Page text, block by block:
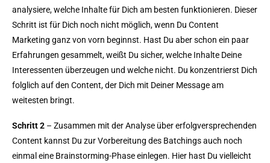
analysiere, welche Inhalte für Dich am besten funktionieren. Dieser
Schritt ist für Dich noch nicht möglich, wenn Du Content
Marketing ganz von vorn beginnst. Hast Du aber schon ein paar
Erfahrungen gesammelt, weißt Du sicher, welche Inhalte Deine
Interessenten überzeugen und welche nicht. Du konzentrierst Dich
folglich auf den Content, der Dich mit Deiner Message am
weitesten bringt.
Schritt 2 – Zusammen mit der Analyse über erfolgversprechenden
Content kannst Du zur Vorbereitung des Batchings auch noch
einmal eine Brainstorming-Phase einlegen. Hier hast Du vielleicht